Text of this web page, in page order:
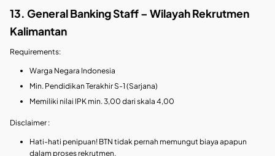
13. General Banking Staff – Wilayah Rekrutmen
Kalimantan
Requirements:
Warga Negara Indonesia
Min. Pendidikan Terakhir S-1 (Sarjana)
Memiliki nilai IPK min. 3,00 dari skala 4,00
Disclaimer :
⁠Hati-hati penipuan! BTN tidak pernah memungut biaya apapun
dalam proses rekrutmen.